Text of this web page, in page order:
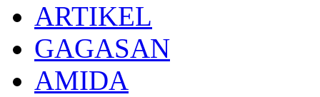
ARTIKEL
GAGASAN
AMIDA